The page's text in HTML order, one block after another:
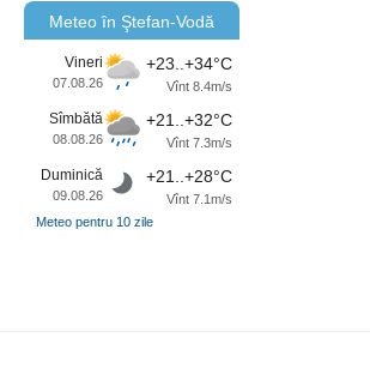
Meteo în Ştefan-Vodă
Vineri
07.08.26
+23..+34°C
Vînt 8.4m/s
Sîmbătă
08.08.26
+21..+32°C
Vînt 7.3m/s
Duminică
09.08.26
+21..+28°C
Vînt 7.1m/s
Meteo pentru 10 zile